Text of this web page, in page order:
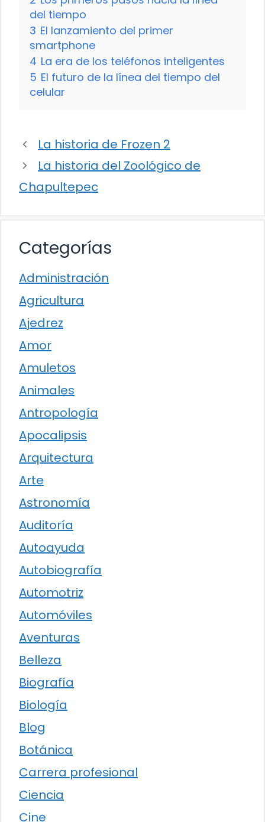
del tiempo
3 El lanzamiento del primer
smartphone
4 La era de los teléfonos inteligentes
5 El futuro de la línea del tiempo del
celular
La historia de Frozen 2
La historia del Zoológico de
Chapultepec
Categorías
Administración
Agricultura
Ajedrez
Amor
Amuletos
Animales
Antropología
Apocalipsis
Arquitectura
Arte
Astronomía
Auditoría
Autoayuda
Autobiografía
Automotriz
Automóviles
Aventuras
Belleza
Biografía
Biología
Blog
Botánica
Carrera profesional
Ciencia
Cine